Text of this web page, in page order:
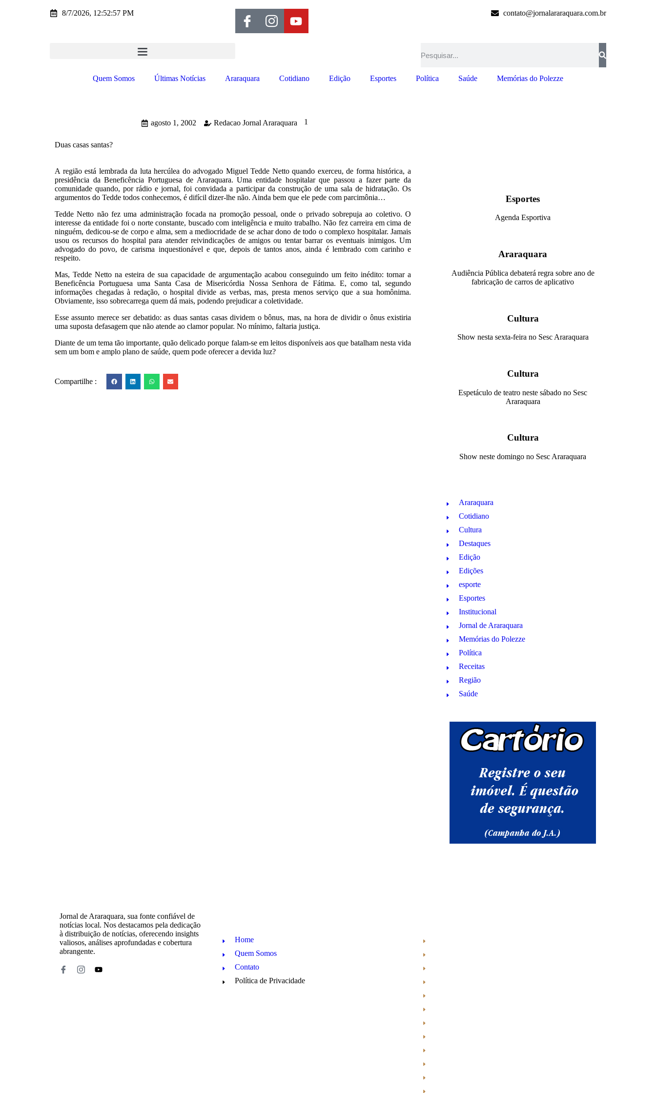
8/7/2026, 12:52:57 PM contato@jornalararaquara.com.br
Quem Somos Últimas Notícias Araraquara Cotidiano Edição Esportes Política Saúde Memórias do Polezze
agosto 1, 2002 Redacao Jornal Araraquara 1
Duas casas santas?
A região está lembrada da luta hercúlea do advogado Miguel Tedde Netto quando exerceu, de forma histórica, a
presidência da Beneficência Portuguesa de Araraquara. Uma entidade hospitalar que passou a fazer parte da
comunidade quando, por rádio e jornal, foi convidada a participar da construção de uma sala de hidratação. Os
argumentos do Tedde todos conhecemos, é difícil dizer-lhe não. Ainda bem que ele pede com parcimônia…
Tedde Netto não fez uma administração focada na promoção pessoal, onde o privado sobrepuja ao coletivo. O
interesse da entidade foi o norte constante, buscado com inteligência e muito trabalho. Não fez carreira em cima de
ninguém, dedicou-se de corpo e alma, sem a mediocridade de se achar dono de todo o complexo hospitalar. Jamais
usou os recursos do hospital para atender reivindicações de amigos ou tentar barrar os eventuais inimigos. Um
advogado do povo, de carisma inquestionável e que, depois de tantos anos, ainda é lembrado com carinho e
respeito.
Mas, Tedde Netto na esteira de sua capacidade de argumentação acabou conseguindo um feito inédito: tornar a
Beneficência Portuguesa uma Santa Casa de Misericórdia Nossa Senhora de Fátima. E, como tal, segundo
informações chegadas à redação, o hospital divide as verbas, mas, presta menos serviço que a sua homônima.
Obviamente, isso sobrecarrega quem dá mais, podendo prejudicar a coletividade.
Esse assunto merece ser debatido: as duas santas casas dividem o bônus, mas, na hora de dividir o ônus existiria
uma suposta defasagem que não atende ao clamor popular. No mínimo, faltaria justiça.
Diante de um tema tão importante, quão delicado porque falam-se em leitos disponíveis aos que batalham nesta vida
sem um bom e amplo plano de saúde, quem pode oferecer a devida luz?
Compartilhe :
Esportes
Agenda Esportiva
Araraquara
Audiência Pública debaterá regra sobre ano de
fabricação de carros de aplicativo
Cultura
Show nesta sexta-feira no Sesc Araraquara
Cultura
Espetáculo de teatro neste sábado no Sesc
Araraquara
Cultura
Show neste domingo no Sesc Araraquara
Araraquara
Cotidiano
Cultura
Destaques
Edição
Edições
esporte
Esportes
Institucional
Jornal de Araraquara
Memórias do Polezze
Política
Receitas
Região
Saúde
Jornal de Araraquara, sua fonte confiável de
notícias local. Nos destacamos pela dedicação
à distribuição de notícias, oferecendo insights
valiosos, análises aprofundadas e cobertura
abrangente.
Home
Quem Somos
Contato
Política de Privacidade